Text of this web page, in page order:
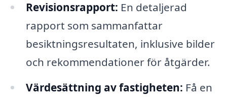
Revisionsrapport: En detaljerad
rapport som sammanfattar
besiktningsresultaten, inklusive bilder
och rekommendationer för åtgärder.
Värdesättning av fastigheten: Få en